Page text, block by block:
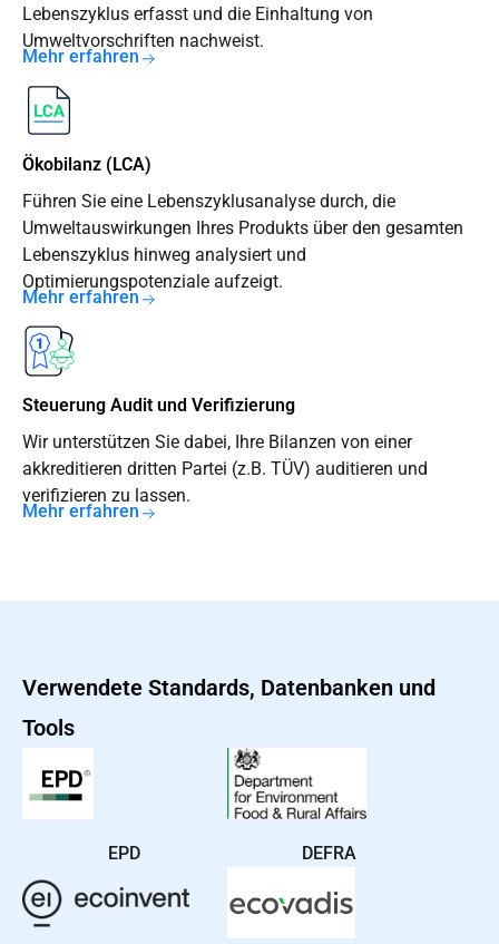
Lebenszyklus erfasst und die Einhaltung von
Umweltvorschriften nachweist.
Mehr erfahren
Ökobilanz (LCA)
Führen Sie eine Lebenszyklusanalyse durch, die
Umweltauswirkungen Ihres Produkts über den gesamten
Lebenszyklus hinweg analysiert und
Optimierungspotenziale aufzeigt.
Mehr erfahren
Steuerung Audit und Verifizierung
Wir unterstützen Sie dabei, Ihre Bilanzen von einer
akkreditieren dritten Partei (z.B. TÜV) auditieren und
verifizieren zu lassen.
Mehr erfahren
Verwendete Standards, Datenbanken und
Tools
EPD DEFRA